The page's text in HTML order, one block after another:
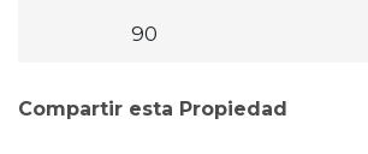
90
Compartir esta Propiedad